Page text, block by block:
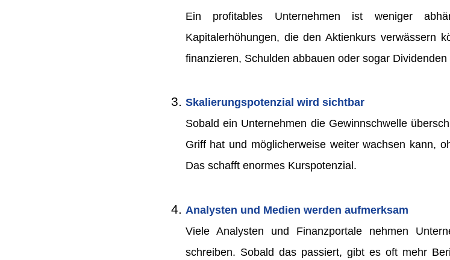
Ein profitables Unternehmen ist weniger
Kapitalerhöhungen, die den Aktienkurs verwässern
finanzieren, Schulden abbauen oder sogar Dividenden
Skalierungspotenzial wird sichtbar
Sobald ein Unternehmen die Gewinnschwelle
Griff hat und möglicherweise weiter wachsen kann,
Das schafft enormes Kurspotenzial.
Analysten und Medien werden aufmerksam
Viele Analysten und Finanzportale nehmen
schreiben. Sobald das passiert, gibt es oft mehr